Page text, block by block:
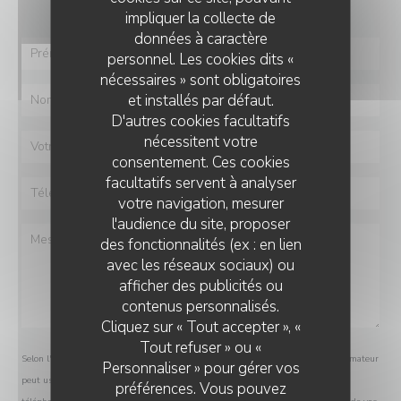
impliquer la collecte de
données à caractère
personnel. Les cookies dits «
nécessaires » sont obligatoires
et installés par défaut.
D'autres cookies facultatifs
nécessitent votre
consentement. Ces cookies
facultatifs servent à analyser
votre navigation, mesurer
l'audience du site, proposer
des fonctionnalités (ex : en lien
avec les réseaux sociaux) ou
afficher des publicités ou
contenus personnalisés.
Cliquez sur « Tout accepter », «
Tout refuser » ou «
Personnaliser » pour gérer vos
préférences. Vous pouvez
Selon l'article L.223-2 du code de la consommation, il est rappelé que le consommateur
peut user de son droit à s'inscrire sur la liste d'opposition au démarchage